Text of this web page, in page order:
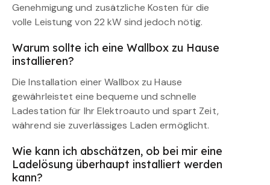
Genehmigung und zusätzliche Kosten für die
volle Leistung von 22 kW sind jedoch nötig.
Warum sollte ich eine Wallbox zu Hause
installieren?
Die Installation einer Wallbox zu Hause
gewährleistet eine bequeme und schnelle
Ladestation für Ihr Elektroauto und spart Zeit,
während sie zuverlässiges Laden ermöglicht.
Wie kann ich abschätzen, ob bei mir eine
Ladelösung überhaupt installiert werden
kann?